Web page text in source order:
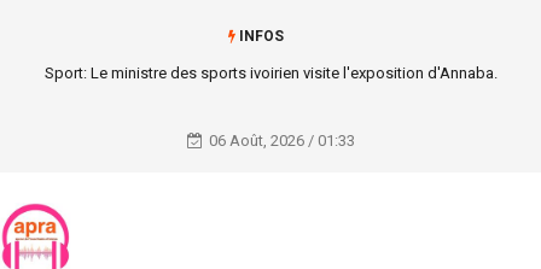
INFOS
Migration : 50 personnes dont 10 enfants secourues en plein désert au
06 Août, 2026 / 01:33